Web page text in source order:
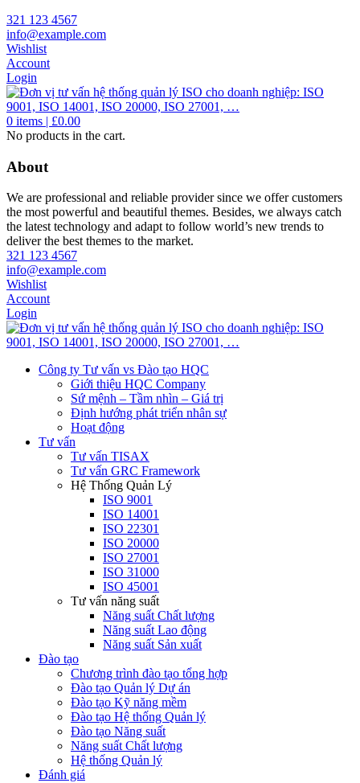
321 123 4567
info@example.com
Wishlist
Account
Login
0 items | £0.00
No products in the cart.
About
We are professional and reliable provider since we offer customers
the most powerful and beautiful themes. Besides, we always catch
the latest technology and adapt to follow world’s new trends to
deliver the best themes to the market.
321 123 4567
info@example.com
Wishlist
Account
Login
Công ty Tư vấn vs Đào tạo HQC
Giới thiệu HQC Company
Sứ mệnh – Tầm nhìn – Giá trị
Định hướng phát triển nhân sự
Hoạt động
Tư vấn
Tư vấn TISAX
Tư vấn GRC Framework
Hệ Thống Quản Lý
ISO 9001
ISO 14001
ISO 22301
ISO 20000
ISO 27001
ISO 31000
ISO 45001
Tư vấn năng suất
Năng suất Chất lượng
Năng suất Lao động
Năng suất Sản xuất
Đào tạo
Chương trình đào tạo tổng hợp
Đào tạo Quản lý Dự án
Đào tạo Kỹ năng mềm
Đào tạo Hệ thống Quản lý
Đào tạo Năng suất
Năng suất Chất lượng
Hệ thống Quản lý
Đánh giá